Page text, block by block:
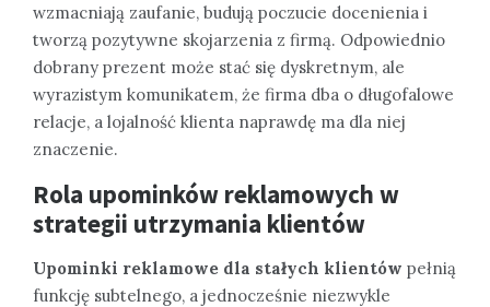
wzmacniają zaufanie, budują poczucie docenienia i
tworzą pozytywne skojarzenia z firmą. Odpowiednio
dobrany prezent może stać się dyskretnym, ale
wyrazistym komunikatem, że firma dba o długofalowe
relacje, a lojalność klienta naprawdę ma dla niej
znaczenie.
Rola upominków reklamowych w
strategii utrzymania klientów
Upominki reklamowe dla stałych klientów pełnią
funkcję subtelnego, a jednocześnie niezwykle